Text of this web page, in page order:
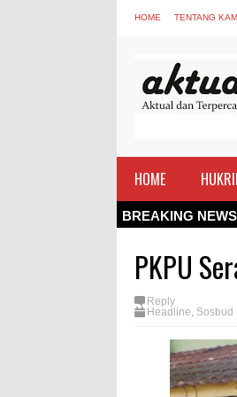
HOME TENTANG
HOME
BREAKING
PKPU
Reply
Headline, Sosbud